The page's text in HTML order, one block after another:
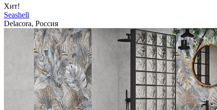
Хит!
Seashell
Delacora, Россия